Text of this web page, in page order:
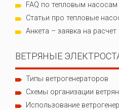
FAQ по тепловым насосам
Статьи про тепловые
Анкета – заявка на
ВЕТРЯНЫЕ
Типы ветрогенераторов
Схемы организации
Использование